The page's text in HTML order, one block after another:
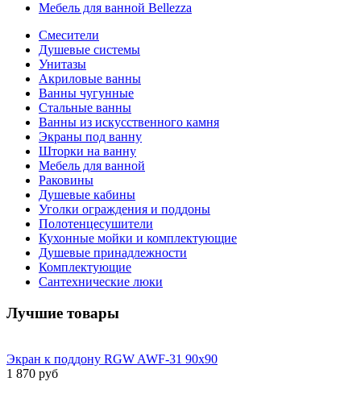
Мебель для ванной Bellezza
Смесители
Душевые системы
Унитазы
Акриловые ванны
Ванны чугунные
Стальные ванны
Ванны из искусственного камня
Экраны под ванну
Шторки на ванну
Мебель для ванной
Раковины
Душевые кабины
Уголки ограждения и поддоны
Полотенцесушители
Кухонные мойки и комплектующие
Душевые принадлежности
Комплектующие
Сантехнические люки
Лучшие товары
Экран к поддону RGW AWF-31 90х90
1 870 руб